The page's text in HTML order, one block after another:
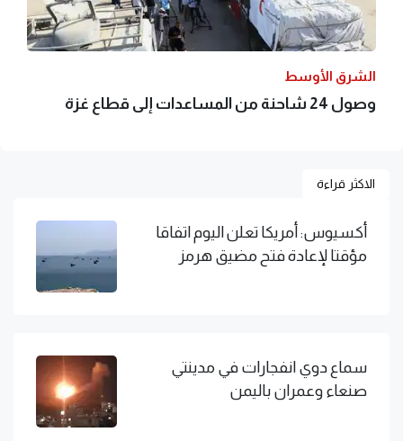
الشرق الأوسط
وصول 24 شاحنة من المساعدات إلى قطاع غزة
الاكثر قراءة
أكسيوس: أمريكا تعلن اليوم اتفاقا
مؤقتا لإعادة فتح مضيق هرمز
سماع دوي انفجارات في مدينتي
صنعاء وعمران باليمن